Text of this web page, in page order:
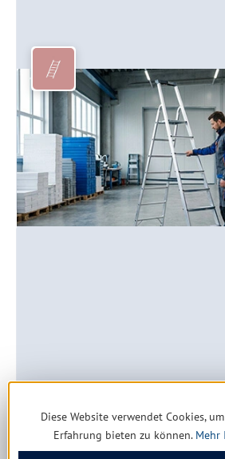
Leiter
Professionelle Leitern und Tritte für
Mehr erfahren
Diese Website verwendet Cookies,
Erfahrung bieten zu können. Mehr